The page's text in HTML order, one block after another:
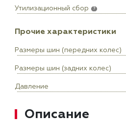
Утилизационный сбор ?
Прочие характеристики
Размеры шин (передних колес)
Размеры шин (задних колес)
Давление
Описание